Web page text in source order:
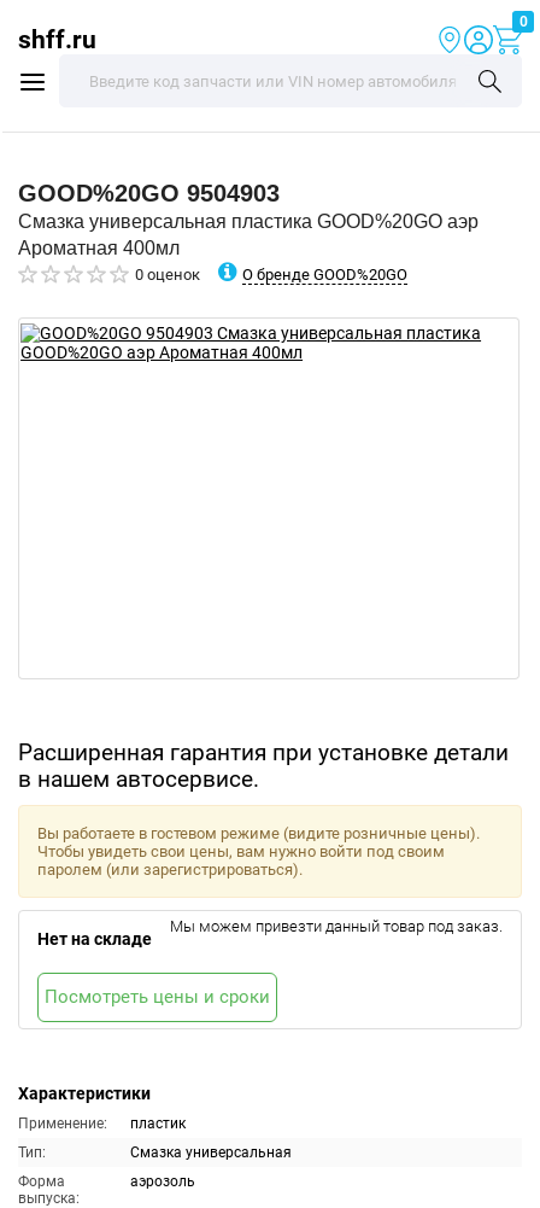
shff.ru
0
GOOD%20GO 9504903
Смазка универсальная пластика GOOD%20GO аэр
Ароматная 400мл
0 оценок О бренде GOOD%20GO
Расширенная гарантия при установке детали
в нашем автосервисе.
Характеристики
Применение:
пластик
Тип:
Смазка универсальная
Форма
выпуска:
аэрозоль
Вы работаете в гостевом режиме (видите розничные цены).
Чтобы увидеть свои цены, вам нужно войти под своим
паролем (или зарегистрироваться).
Нет на складе
Мы можем привезти данный товар под заказ.
Посмотреть цены и сроки